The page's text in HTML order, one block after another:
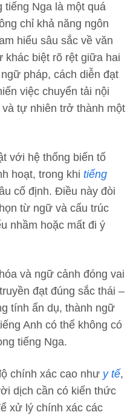
tiếng Nga là một quá
chỉ khả năng ngôn
hiểu sâu sắc về văn
khác biệt rõ rệt giữa hai
pháp, cách diễn đạt
việc chuyển tải nội
tự nhiên trở thành một
với hệ thống biến tố
hoạt, trong khi tiếng
cố định. Điều này đòi
từ ngữ và cấu trúc
nhầm hoặc mất đi ý
và ngữ cảnh đóng vai
đạt đúng sắc thái –
tính ẩn dụ, thành ngữ
Anh có thể không có
tiếng Nga.
chính xác cao như y tế,
dịch cần có kiến thức
xử lý chính xác các